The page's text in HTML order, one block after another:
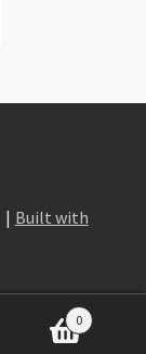
Built with
0